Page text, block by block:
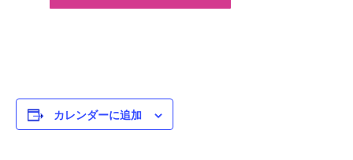
カレンダーに追加